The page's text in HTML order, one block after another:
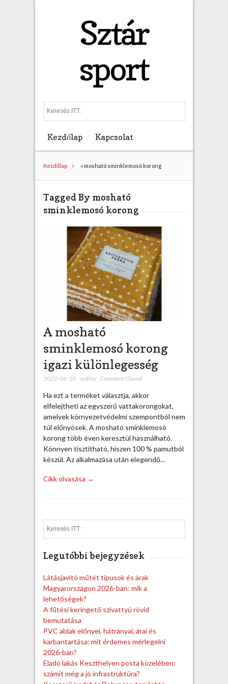
Sztár
sport
e
h
Kezdőlap Kapcsolat
Kezdőlap » mosható sminklemosó korong
Tagged By mosható
sminklemosó korong
A mosható
sminklemosó korong
igazi különlegesség
2022-06-10, seditor, Comment Closed
Ha ezt a terméket választja, akkor
elfelejtheti az egyszerű vattakorongokat,
amelyek környezetvédelmi szempontból nem
túl előnyösek. A mosható sminklemosó
korong több éven keresztül használható.
Könnyen tisztítható, hiszen 100 % pamutból
készül. Az alkalmazása után elegendő…
Cikk olvasása →
e
Legutóbbi bejegyzések
Látásjavító műtét típusok és árak
Magyarországon 2026-ban: mik a
lehetőségek?
A fűtési keringető szivattyú rövid
bemutatása
PVC ablak előnyei, hátrányai, árai és
karbantartása: mit érdemes mérlegelni
2026-ban?
Eladó lakás Keszthelyen posta közelében:
számít még a jó infrastruktúra?